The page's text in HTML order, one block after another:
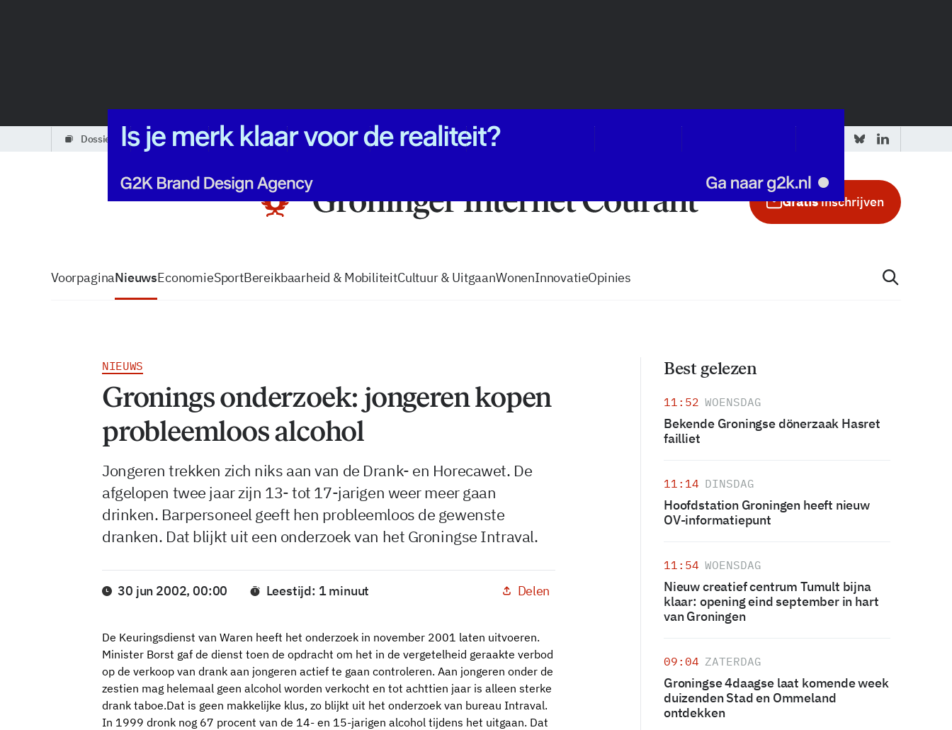
dossiers partners podcasts vacatures zo volg je de GIC
Gratisinschrijven
VoorpaginaNieuwsEconomieSportBereikbaarheid & MobiliteitCultuur & UitgaanWonenInnovatieOpinies
NIEUWS
Gronings onderzoek: jongeren kopen
probleemloos alcohol
Jongeren trekken zich niks aan van de Drank- en Horecawet. De
afgelopen twee jaar zijn 13- tot 17-jarigen weer meer gaan
drinken. Barpersoneel geeft hen probleemloos de gewenste
dranken. Dat blijkt uit een onderzoek van het Groningse Intraval.
30 jun 2002, 00:00 Leestijd: 1 minuut Delen
De Keuringsdienst van Waren heeft het onderzoek in november 2001 laten uitvoeren.
Minister Borst gaf de dienst toen de opdracht om het in de vergetelheid geraakte verbod
op de verkoop van drank aan jongeren actief te gaan controleren. Aan jongeren onder de
zestien mag helemaal geen alcohol worden verkocht en tot achttien jaar is alleen sterke
drank taboe.Dat is geen makkelijke klus, zo blijkt uit het onderzoek van bureau Intraval.
In 1999 dronk nog 67 procent van de 14- en 15-jarigen alcohol tijdens het uitgaan. Dat
Best gelezen
11:52 WOENSDAG
Bekende Groningse dönerzaak Hasret
failliet
11:14 DINSDAG
Hoofdstation Groningen heeft nieuw
OV-informatiepunt
11:54 WOENSDAG
Nieuw creatief centrum Tumult bijna
klaar: opening eind september in hart
van Groningen
09:04 ZATERDAG
Groningse 4daagse laat komende week
duizenden Stad en Ommeland
ontdekken